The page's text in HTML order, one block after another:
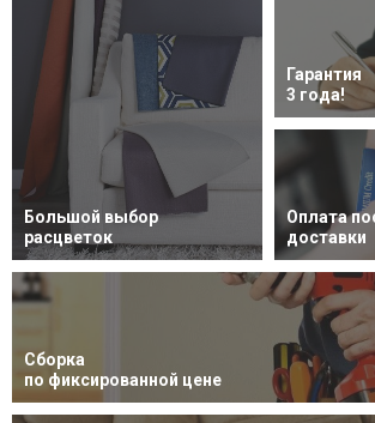
Большой выбор
расцветок
Гарантия
3 года!
Оплата
доставки
Сборка
по фиксированной цене